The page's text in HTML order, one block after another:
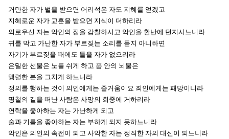
거만한 자가 벌을 받으면 어리석은 자도 지혜를 얻겠고
지혜로운 자가 교훈을 받으면 지식이 더하리라
의로우신 자는 악인의 집을 감찰하시고 악인을 환난에 던지시느니라
귀를 막고 가난한 자가 부르짖는 소리를 듣지 아니하면
자기가 부르짖을 때에도 들을 자가 없으리라
은밀한 선물은 노를 쉬게 하고 품 안의 뇌물은
맹렬한 분을 그치게 하느니라
정의를 행하는 것이 의인에게는 즐거움이요 죄인에게는 패망이니라
명철의 길을 떠난 사람은 사망의 회중에 거하리라
연락을 좋아하는 자는 가난하게 되고
술과 기름을 좋아하는 자는 부하게 되지 못하느니라
악인은 의인의 속전이 되고 사악한 자는 정직한 자의 대신이 되느니라